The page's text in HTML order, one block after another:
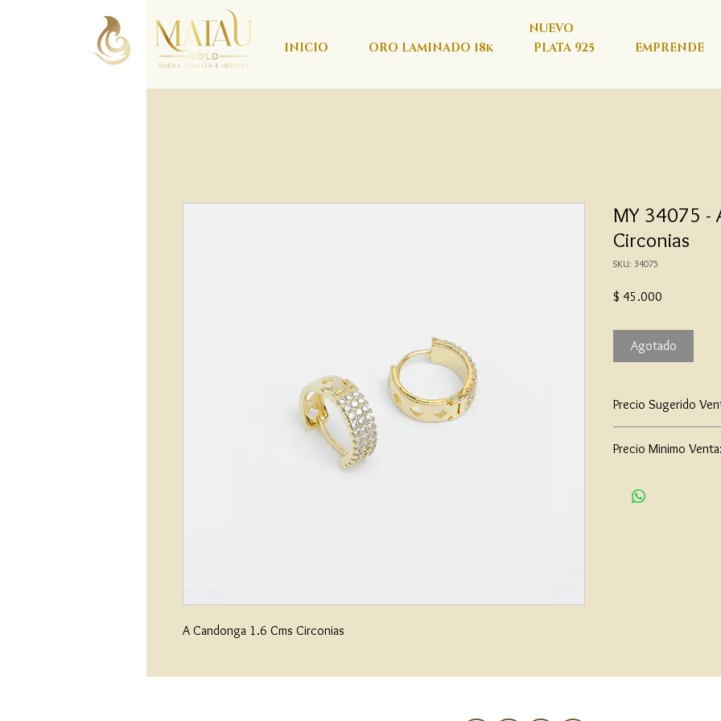
INICIO ORO LAMINADO 18k PLATA 925 EMPRENDE
NUEVO
A Candonga 1.6 Cms Circonias
MY 34075 -
Circonias
SKU: 34075
$ 45.000
Agotado
Precio Sugerido
Precio Minimo Venta: